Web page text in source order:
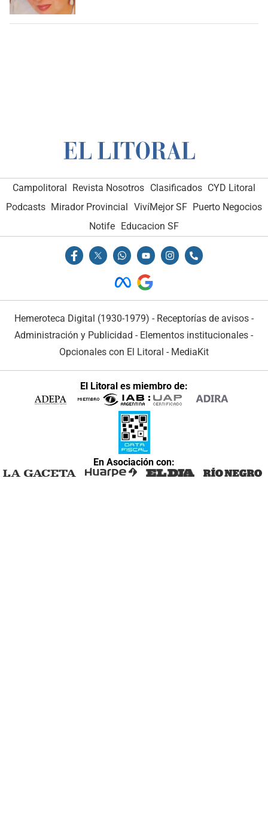
Campolitoral Revista Nosotros Clasificados CYD Litoral
Podcasts Mirador Provincial VivíMejor SF Puerto Negocios
Notife
Educacion SF
Hemeroteca Digital (1930-1979) - Receptorías de avisos -
Administración y Publicidad - Elementos institucionales -
Opcionales con El Litoral - MediaKit
El Litoral es miembro de:
En Asociación con: